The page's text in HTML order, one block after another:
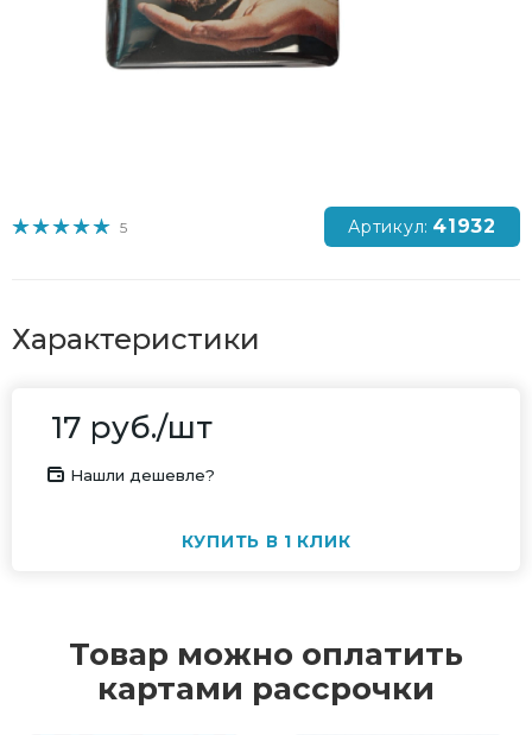
5 Артикул: 41932
Характеристики
17 руб./шт
Нашли дешевле?
КУПИТЬ В 1 КЛИК
Товар можно оплатить
картами рассрочки